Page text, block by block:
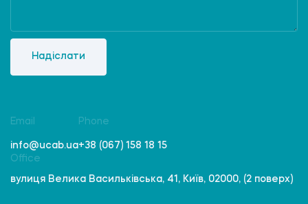
Надіслати
Email
info@ucab.ua
Phone
+38 (067) 158 18 15
Office
вулиця Велика Васильківська, 41, Київ, 02000, (2 поверх)